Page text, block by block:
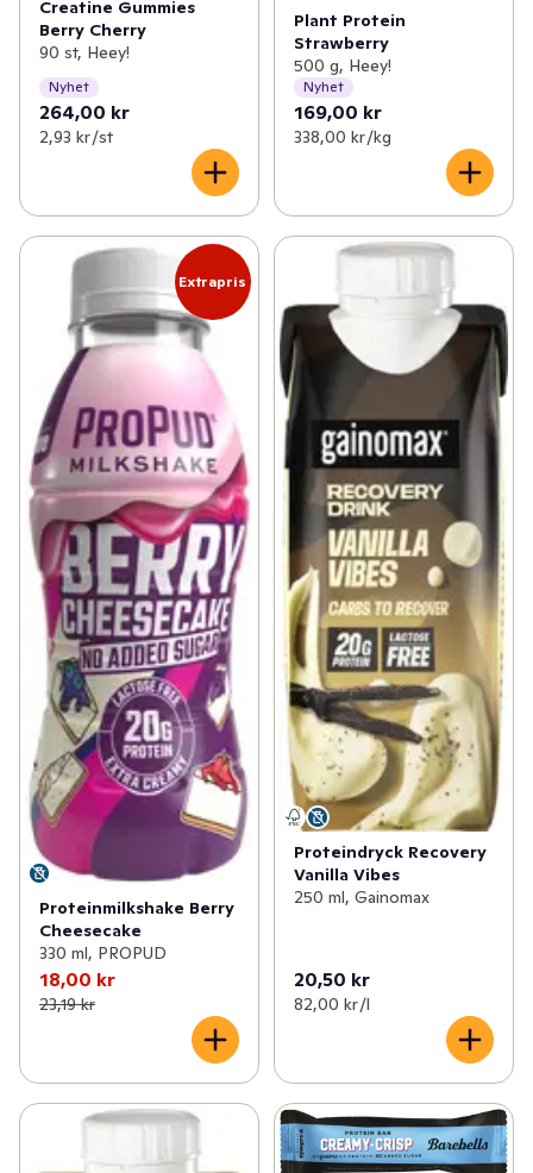
Creatine Gummies
Berry Cherry
90 st, Heey!
Nyhet
264,00 kr
2,93 kr /st
Plant Protein
Strawberry
500 g, Heey!
Nyhet
169,00 kr
338,00 kr /kg
Extrapris
Proteinmilkshake Berry
Cheesecake
330 ml, PROPUD
18,00 kr
23,19 kr
Proteindryck Recovery
Vanilla Vibes
250 ml, Gainomax
20,50 kr
82,00 kr /l